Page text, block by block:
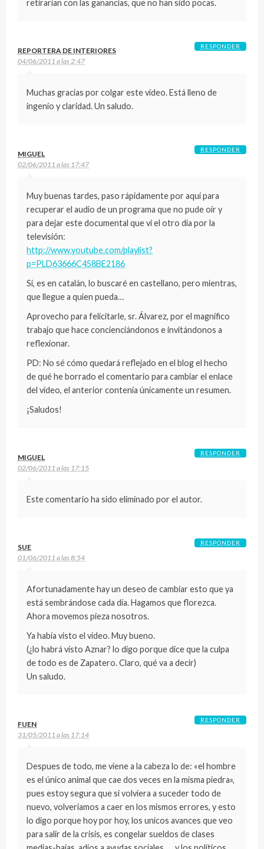
retirarían con las ganancias, que no han sido pocas.
REPORTERA DE INTERIORES
04/06/2011 a las 2:47
Muchas gracias por colgar este vídeo. Está lleno de
ingenio y claridad. Un saludo.
RESPONDER
MIGUEL
02/06/2011 a las 17:47
Muy buenas tardes, paso rápidamente por aquí para
recuperar el audio de un programa que no pude oir y
para dejar este documental que vi el otro día por la
televisión:
http://www.youtube.com/playlist?
p=PLD63666C458BE2186
Sí, es en catalán, lo buscaré en castellano, pero mientras,
que llegue a quien pueda…
Aprovecho para felicitarle, sr. Álvarez, por el magnífico
trabajo que hace concienciándonos e invitándonos a
reflexionar.
PD: No sé cómo quedará reflejado en el blog el hecho
de qué he borrado el comentario para cambiar el enlace
del vídeo, el anterior contenía únicamente un resumen.
¡Saludos!
RESPONDER
MIGUEL
02/06/2011 a las 17:15
Este comentario ha sido eliminado por el autor.
RESPONDER
SUE
01/06/2011 a las 8:54
Afortunadamente hay un deseo de cambiar esto que ya
está sembrándose cada día. Hagamos que florezca.
Ahora movemos pieza nosotros.
Ya había visto el vídeo. Muy bueno.
(¿lo habrá visto Aznar? lo digo porque dice que la culpa
de todo es de Zapatero. Claro, qué va a decir)
Un saludo.
RESPONDER
FUEN
31/05/2011 a las 17:14
Despues de todo, me viene a la cabeza lo de: «el hombre
es el único animal que cae dos veces en la misma piedra»,
pues estoy segura que si volviera a suceder todo de
nuevo, volveriamos a caer en los mismos errores, y esto
lo digo porque hoy por hoy, los unicos avances que veo
para salir de la crisis, es congelar sueldos de clases
RESPONDER